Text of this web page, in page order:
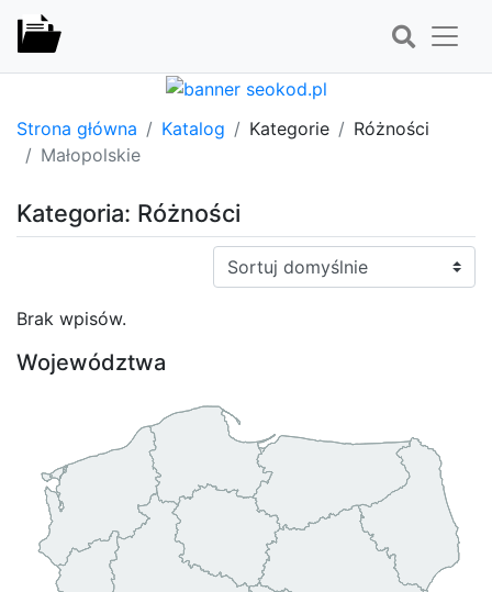
Strona główna Katalog Kategorie
Różności
Małopolskie
Kategoria: Różności
Sortuj:
Brak wpisów.
Województwa